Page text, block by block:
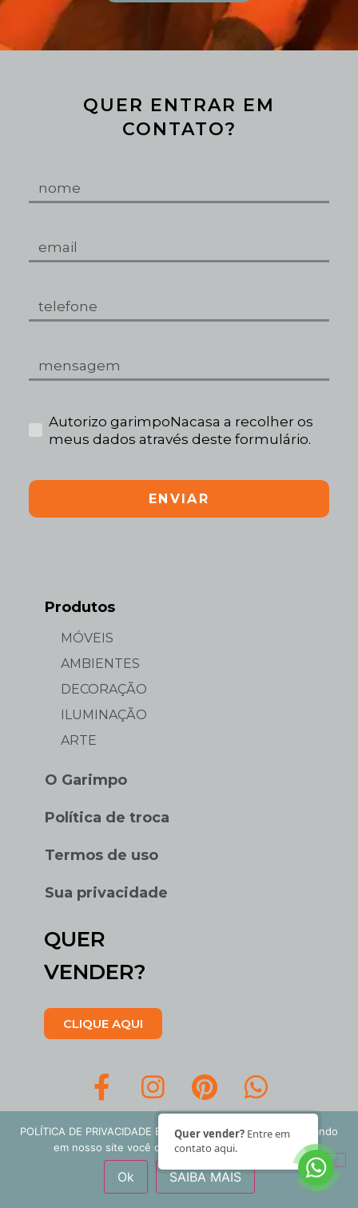
QUER ENTRAR EM
CONTATO?
Autorizo garimpoNacasa a recolher os
meus dados através deste formulário.
ENVIAR
Produtos
MÓVEIS
AMBIENTES
DECORAÇÃO
ILUMINAÇÃO
ARTE
O Garimpo
Política de troca
Termos de uso
Sua privacidade
QUER
VENDER?
CLIQUE AQUI
Garimpo Na Casa LTDA | CNPJ
45.899.411/0001-07
POLÍTICA DE PRIVACIDADE E COOKIES: Ao continuar navegando
em nosso site você concorda com nossos termos.
Ok SAIBA MAIS
Quer vender? Entre em
contato aqui.